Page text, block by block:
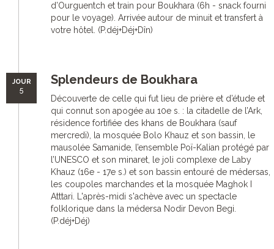
d’Ourguentch et train pour Boukhara (6h - snack fourni
pour le voyage). Arrivée autour de minuit et transfert à
votre hôtel. (P.déj+Déj+Dîn)
JOUR
5
Splendeurs de Boukhara
Découverte de celle qui fut lieu de prière et d’étude et
qui connut son apogée au 10e s. : la citadelle de l’Ark,
résidence fortifiée des khans de Boukhara (sauf
mercredi), la mosquée Bolo Khauz et son bassin, le
mausolée Samanide, l’ensemble Poï-Kalian protégé par
l’UNESCO et son minaret, le joli complexe de Laby
Khauz (16e - 17e s.) et son bassin entouré de médersas,
les coupoles marchandes et la mosquée Maghok I
Atttari. L'après-midi s'achève avec un spectacle
folklorique dans la médersa Nodir Devon Begi.
(P.déj+Déj)